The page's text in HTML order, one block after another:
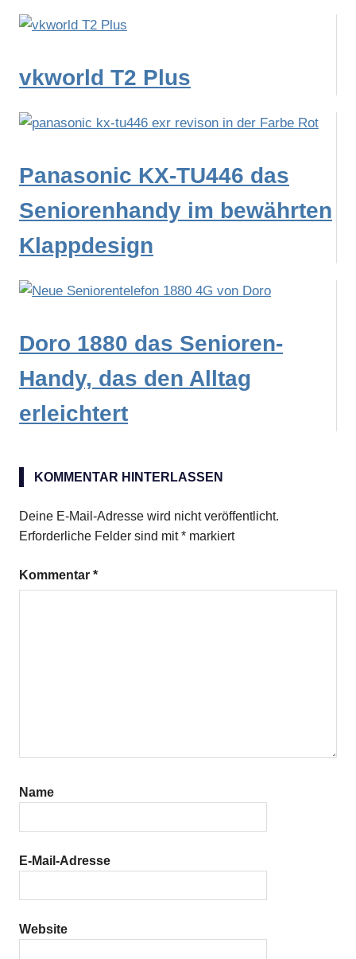
vkworld T2 Plus
Panasonic KX-TU446 das
Seniorenhandy im bewährten
Klappdesign
Doro 1880 das Senioren-
Handy, das den Alltag
erleichtert
KOMMENTAR HINTERLASSEN
Deine E-Mail-Adresse wird nicht veröffentlicht.
Erforderliche Felder sind mit* markiert
Kommentar *
Name
E-Mail-Adresse
Website